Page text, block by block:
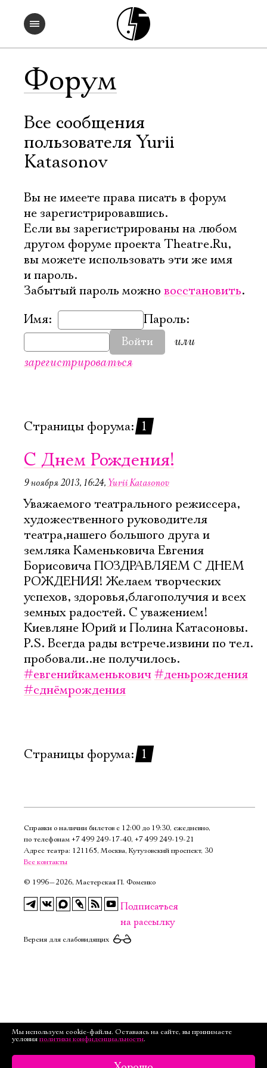
Форум
Все сообщения
пользователя Yurii
Katasonov
Вы не имеете права писать в форум
не зарегистрировавшись.
Если вы зарегистрированы на любом
другом форуме проекта Theatre.Ru,
вы можете использовать эти же имя
и пароль.
Забытый пароль можно восстановить.
Имя:
Пароль:
Войти
или
зарегистрироваться
Страницы форума: 1
C Днем Рождения!
9 ноября 2013, 16:24, Yurii Katasonov
Уважаемого театрального режиссера,
художественного руководителя
театра,нашего большого друга и
земляка Каменьковича Евгения
Борисовича ПОЗДРАВЛЯЕМ С ДНЕМ
РОЖДЕНИЯ! Желаем творческих
успехов, здоровья,благополучия и всех
земных радостей. С уважением!
Киевляне Юрий и Полина Катасоновы.
P.S. Всегда рады встрече.извини по тел.
пробовали..не получилось.
#евгенийкаменькович#деньрождения
#сднёмрождения
Страницы форума: 1
Справки о наличии билетов с 12:00 до 19:30, ежедневно,
по телефонам +7 499 249‑17‑40, +7 499 249‑19‑21
Адрес театра: 121165, Москва, Кутузовский проспект, 30
Все контакты
© 1996—2026, Мастерская П. Фоменко
Подписаться
на рассылку
Версия для слабовидящих
Электропочта
Ознакомиться
Мы используем cookie-файлы. Оставаясь на сайте, вы принимаете
условия политики конфиденциальности.